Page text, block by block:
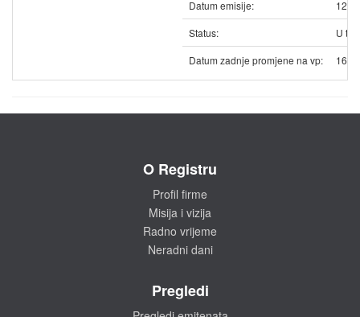
Datum emisije:
Status:
U
Datum zadnje promjene na vp:
O Registru
Profil firme
Misija i vizija
Radno vrijeme
Neradni dani
Pregledi